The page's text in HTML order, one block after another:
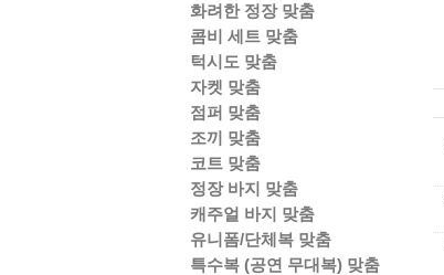
화려한 정장 맞춤
콤비 세트 맞춤
턱시도 맞춤
자켓 맞춤
점퍼 맞춤
조끼 맞춤
코트 맞춤
정장 바지 맞춤
캐주얼 바지 맞춤
유니폼/단체복 맞춤
특수복 (공연 무대복) 맞춤